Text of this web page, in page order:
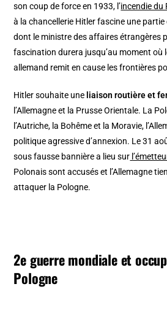
son coup de force en 1933, l’incendie du
à la chancellerie Hitler fascine une
dont le ministre des affaires étrangères
fascination durera jusqu’au moment où
allemand remit en cause les frontières
Hitler souhaite une liaison routière et
l’Allemagne et la Prusse Orientale. La
l’Autriche, la Bohême et la Moravie,
politique agressive d’annexion. Le 31
sous fausse bannière a lieu sur
Polonais sont accusés et l’Allemagne
attaquer la Pologne.
2e guerre mondiale et
Pologne